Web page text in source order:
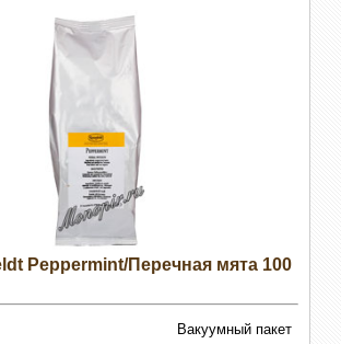
Peppermint/Перечная мята 100
Вакуумный пакет